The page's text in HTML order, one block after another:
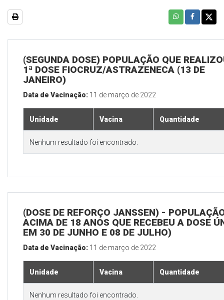
(SEGUNDA DOSE) POPULAÇÃO QUE
1ª DOSE FIOCRUZ/ASTRAZENECA (13 DE
JANEIRO)
Data de Vacinação: 11 de março de 2022
Unidade Vacina Quantidade
Nenhum resultado foi encontrado.
(DOSE DE REFORÇO JANSSEN) -
ACIMA DE 18 ANOS QUE RECEBEU A DOSE
EM 30 DE JUNHO E 08 DE JULHO)
Data de Vacinação: 11 de março de 2022
Unidade Vacina Quantidade
Nenhum resultado foi encontrado.